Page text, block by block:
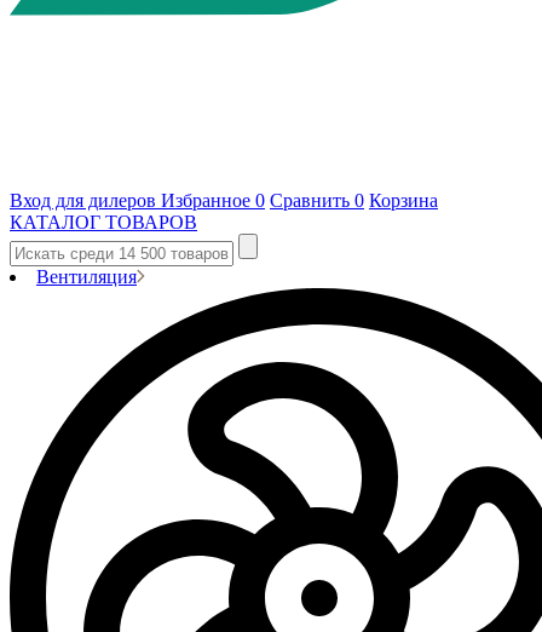
Вход для дилеров Избранное 0 Сравнить 0 Корзина
КАТАЛОГ ТОВАРОВ
Вентиляция